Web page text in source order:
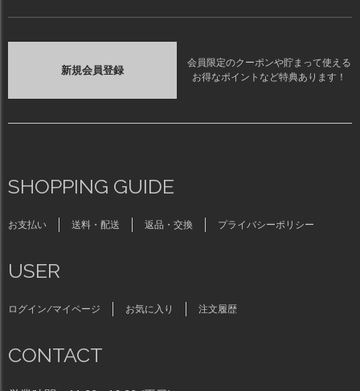
新規会員登録
会員限定のクーポンや貯まって使える
お得なポイントなど特典あります！
SHOPPING GUIDE
お支払い 送料・配送 返品・交換 プライバシーポリシー
USER
ログイン/マイページ お気に入り 注文履歴
CONTACT